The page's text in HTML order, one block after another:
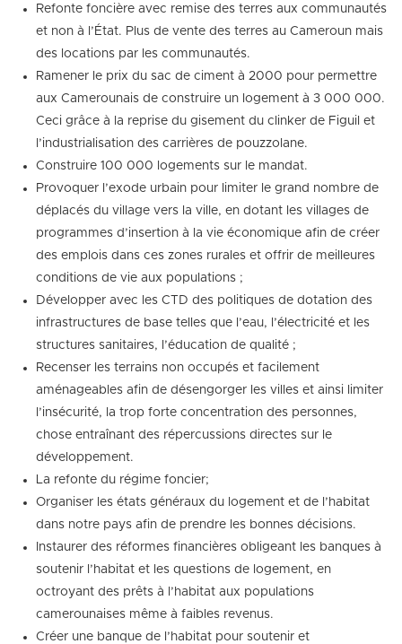
Refonte foncière avec remise des terres aux communautés
et non à l’État. Plus de vente des terres au Cameroun mais
des locations par les communautés.
Ramener le prix du sac de ciment à 2000 pour permettre
aux Camerounais de construire un logement à 3 000 000.
Ceci grâce à la reprise du gisement du clinker de Figuil et
l’industrialisation des carrières de pouzzolane.
Construire 100 000 logements sur le mandat.
Provoquer l’exode urbain pour limiter le grand nombre de
déplacés du village vers la ville, en dotant les villages de
programmes d’insertion à la vie économique afin de créer
des emplois dans ces zones rurales et offrir de meilleures
conditions de vie aux populations ;
Développer avec les CTD des politiques de dotation des
infrastructures de base telles que l’eau, l’électricité et les
structures sanitaires, l’éducation de qualité ;
Recenser les terrains non occupés et facilement
aménageables afin de désengorger les villes et ainsi limiter
l’insécurité, la trop forte concentration des personnes,
chose entraînant des répercussions directes sur le
développement.
La refonte du régime foncier;
Organiser les états généraux du logement et de l’habitat
dans notre pays afin de prendre les bonnes décisions.
Instaurer des réformes financières obligeant les banques à
soutenir l’habitat et les questions de logement, en
octroyant des prêts à l’habitat aux populations
camerounaises même à faibles revenus.
Créer une banque de l’habitat pour soutenir et